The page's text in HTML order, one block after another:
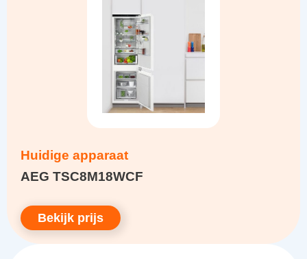
Huidige apparaat
AEG TSC8M18WCF
Bekijk prijs